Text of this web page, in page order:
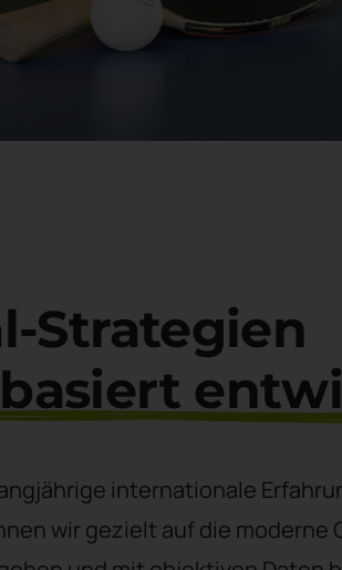
Strategien
internationale
wir gezielt auf die moderne